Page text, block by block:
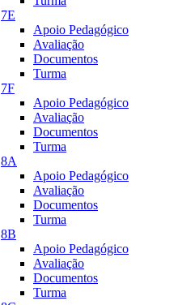
7E
Apoio Pedagógico
Avaliação
Documentos
Turma
7F
Apoio Pedagógico
Avaliação
Documentos
Turma
8A
Apoio Pedagógico
Avaliação
Documentos
Turma
8B
Apoio Pedagógico
Avaliação
Documentos
Turma